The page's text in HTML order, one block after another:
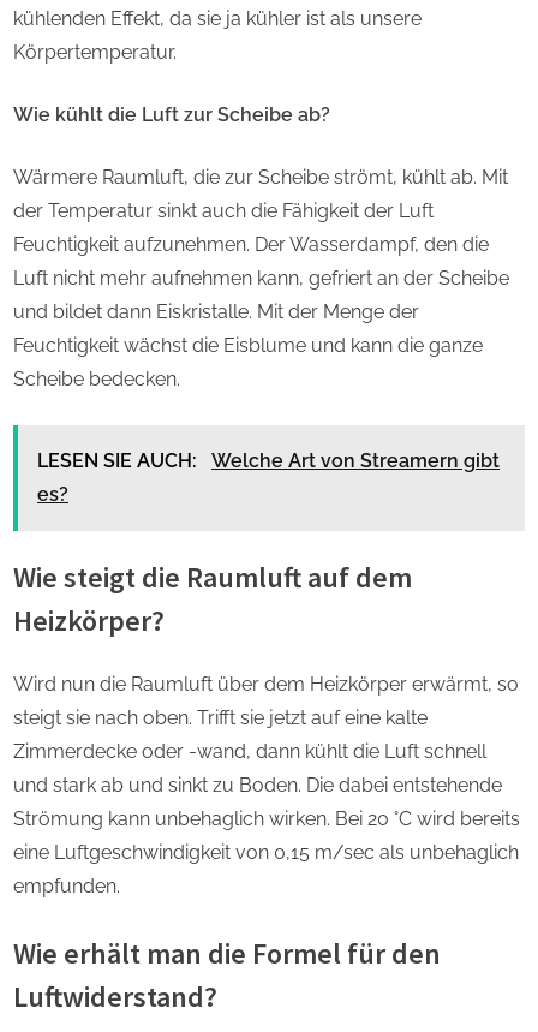
kühlenden Effekt, da sie ja kühler ist als unsere
Körpertemperatur.
Wie kühlt die Luft zur Scheibe ab?
Wärmere Raumluft, die zur Scheibe strömt, kühlt ab. Mit
der Temperatur sinkt auch die Fähigkeit der Luft
Feuchtigkeit aufzunehmen. Der Wasserdampf, den die
Luft nicht mehr aufnehmen kann, gefriert an der Scheibe
und bildet dann Eiskristalle. Mit der Menge der
Feuchtigkeit wächst die Eisblume und kann die ganze
Scheibe bedecken.
LESEN SIE AUCH:
Welche Art von Streamern gibt
es?
Wie steigt die Raumluft auf dem
Heizkörper?
Wird nun die Raumluft über dem Heizkörper erwärmt, so
steigt sie nach oben. Trifft sie jetzt auf eine kalte
Zimmerdecke oder -wand, dann kühlt die Luft schnell
und stark ab und sinkt zu Boden. Die dabei entstehende
Strömung kann unbehaglich wirken. Bei 20 °C wird bereits
eine Luftgeschwindigkeit von 0,15 m/sec als unbehaglich
empfunden.
Wie erhält man die Formel für den
Luftwiderstand?